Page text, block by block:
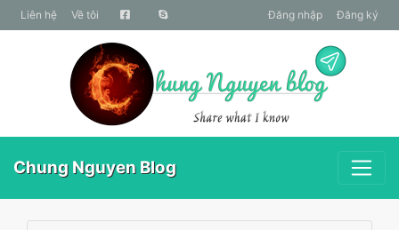
liên hệ Về tôi Đăng nhập Đăng ký
Chung Nguyen Blog